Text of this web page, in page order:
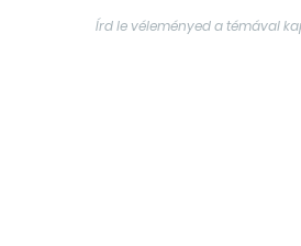
Írd le véleményed a témával